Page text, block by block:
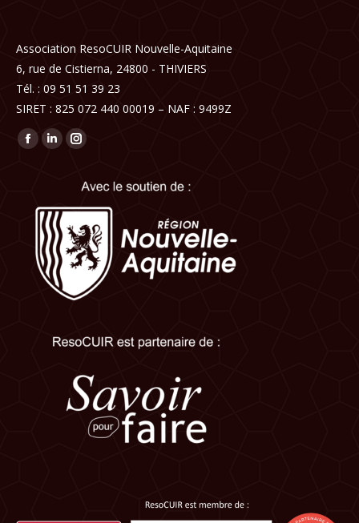
Association ResoCUIR Nouvelle-Aquitaine
6, rue de Cistierna, 24800 - THIVIERS
Tél. : 09 51 51 39 23
SIRET : 825 072 440 00019 – NAF : 9499Z
Trouvez nous sur :
Facebook
in
new
window
LinkedIn
opens
in
new
window
Instagram
opens
in
new
window